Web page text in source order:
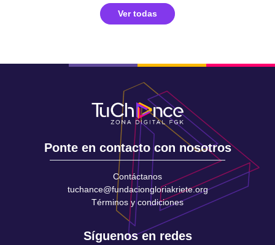
Ver todas
Ponte en contacto con nosotros
Contáctanos
tuchance@fundaciongloriakriete.org
Términos y condiciones
Síguenos en redes